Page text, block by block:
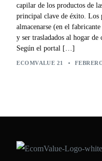
capilar de los productos de
principal clave de éxito. Los
almacenarse (en el
y ser trasladados al hogar
Según el portal […]
ECOMVALUE 21 •